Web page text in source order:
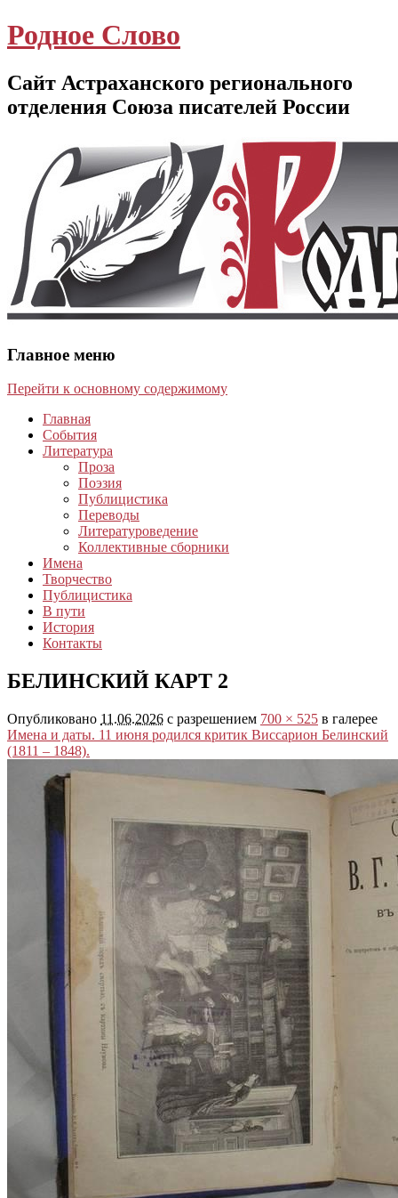
Родное Слово
Сайт Астраханского регионального
отделения Союза писателей России
Главное меню
Перейти к основному содержимому
Главная
События
Литература
Проза
Поэзия
Публицистика
Переводы
Литературоведение
Коллективные сборники
Имена
Творчество
Публицистика
В пути
История
Контакты
БЕЛИНСКИЙ КАРТ 2
Опубликовано 11.06.2026 с разрешением 700 × 525 в галерее
Имена и даты. 11 июня родился критик Виссарион Белинский
(1811 – 1848).